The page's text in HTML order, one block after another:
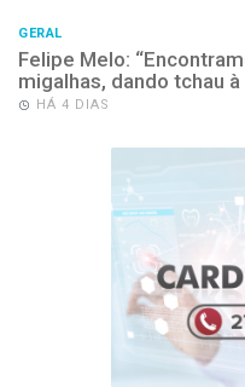
GERAL
Felipe Melo:
migalhas, dando tchau
HÁ 4 DIAS